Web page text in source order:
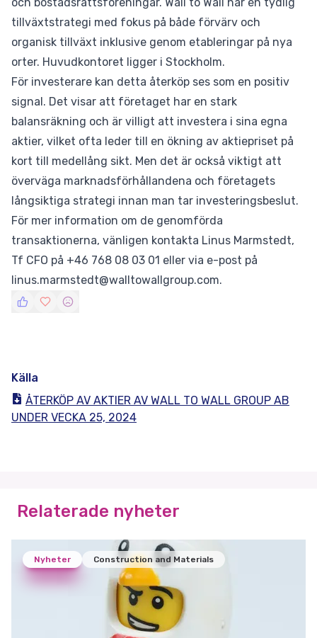
tillväxtstrategi med fokus på både förvärv och
organisk tillväxt inklusive genom etableringar på nya
orter. Huvudkontoret ligger i Stockholm.
För investerare kan detta återköp ses som en positiv
signal. Det visar att företaget har en stark
balansräkning och är villigt att investera i sina egna
aktier, vilket ofta leder till en ökning av aktiepriset på
kort till medellång sikt. Men det är också viktigt att
överväga marknadsförhållandena och företagets
långsiktiga strategi innan man tar investeringsbeslut.
För mer information om de genomförda
transaktionerna, vänligen kontakta Linus Marmstedt,
Tf CFO på +46 768 08 03 01 eller via e-post på
linus.marmstedt@walltowallgroup.com.
Källa
ÅTERKÖP AV AKTIER AV WALL TO WALL GROUP AB
UNDER VECKA 25, 2024
Relaterade nyheter
Nyheter Construction and Materials